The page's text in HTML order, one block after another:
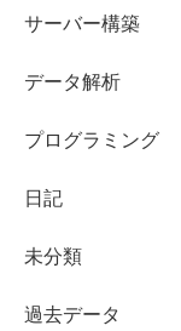
サーバー構築
データ解析
プログラミング
日記
未分類
過去データ